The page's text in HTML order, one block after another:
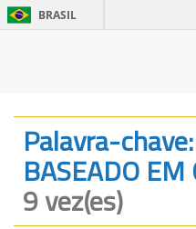
BRASIL
Palavra-
BASEADO EM
9 vez(es)